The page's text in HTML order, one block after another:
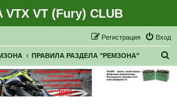
VTX VT (Fury) CLUB
Вход
Регистрация
ПРАВИЛА РАЗДЕЛА "РЕМЗОНА"